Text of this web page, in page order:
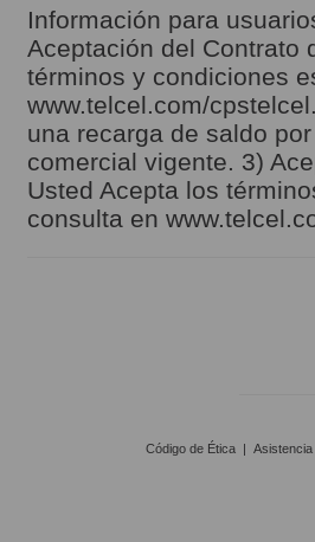
Información para
Aceptación del Contrato
términos y condiciones
www.telcel.com/
una recarga de saldo
comercial vigente. 3)
Usted Acepta los
consulta en
Código de Ética |